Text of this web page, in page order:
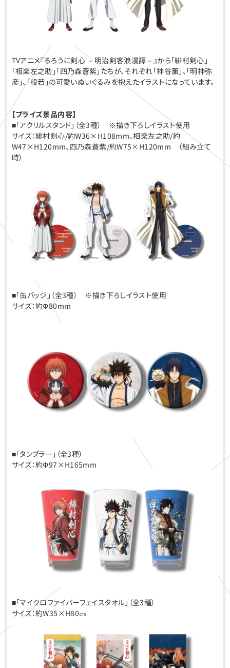
TVアニメ『るろうに剣心 －明治剣客浪漫譚－』から「緋村剣心」
「相楽左之助」「四乃森蒼紫」たちが、それぞれ「神谷薫」、「明神弥
彦」、「般若」の可愛いぬいぐるみを抱えたイラストになっています。
【プライズ景品内容】
■「アクリルスタンド」（全3種） ※描き下ろしイラスト使用
サイズ：緋村剣心/約W36×H108mm、相楽左之助/約
W47×H120mm、四乃森蒼紫/約W75×H120mm （組み立て
時）
■「缶バッジ」（全3種） ※描き下ろしイラスト使用
サイズ：約Φ80mm
■「タンブラー」（全3種）
サイズ：約Φ97×H165mm
■「マイクロファイバーフェイスタオル」（全3種）
サイズ：約W35×H80㎝